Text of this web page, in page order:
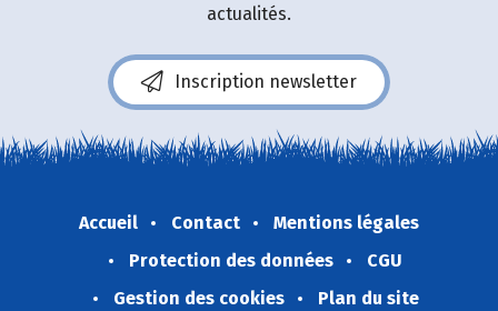
actualités.
Inscription newsletter
Accueil Contact
Mentions légales
Protection des données
CGU
Gestion des cookies
Plan du site